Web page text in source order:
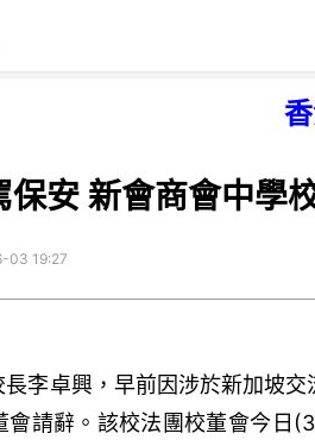
保安 新會商會中學
03 19:27
李卓興，早前因涉於新加坡
會請辭。該校法團校董會今日